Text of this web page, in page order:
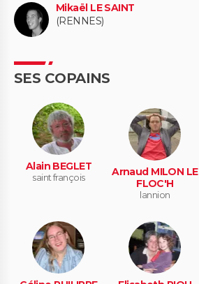
Mikaël LE SAINT
(RENNES)
SES COPAINS
Alain BEGLET
saint françois
Arnaud MILON LE
FLOC'H
lannion